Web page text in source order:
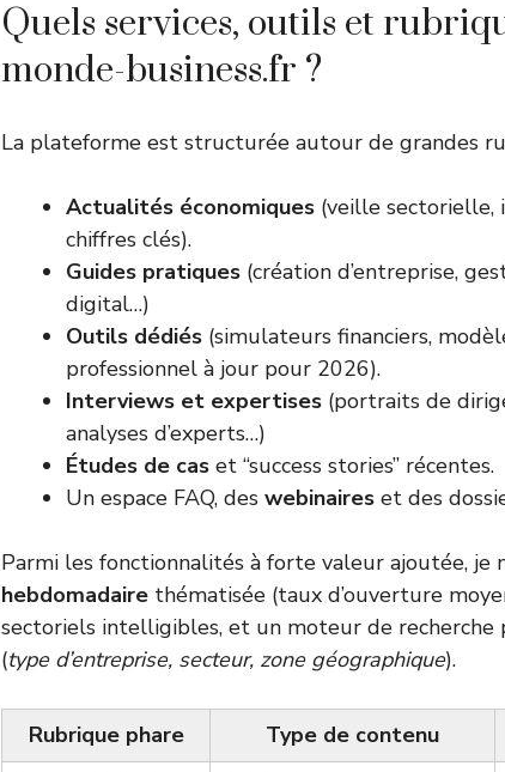
Quels services, outils et
monde-business.fr ?
La plateforme est structurée autour de grandes
Actualités économiques (veille sectorielle,
chiffres clés).
Guides pratiques (création d’entreprise,
digital…)
Outils dédiés (simulateurs financiers,
professionnel à jour pour 2026).
Interviews et expertises (portraits de
analyses d’experts…)
Études de cas et “success stories” récentes.
Un espace FAQ, des webinaires et des
Parmi les fonctionnalités à forte valeur ajoutée, je
hebdomadaire thématisée (taux d’ouverture
sectoriels intelligibles, et un moteur de
(type d’entreprise, secteur, zone géographique).
Rubrique phare Type de contenu